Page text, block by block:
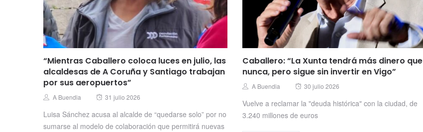
“Mientras Caballero coloca luces en julio, las
alcaldesas de A Coruña y Santiago trabajan
por sus aeropuertos”
Author
A Buendia
Posted
31 julio 2026
Luisa Sánchez acusa al alcalde de “quedarse solo” por no
sumarse al modelo de colaboración que permitirá nuevas
Caballero: “La Xunta tendrá más dinero que
nunca, pero sigue sin invertir en Vigo”
Author
A Buendia
Posted
30 julio 2026
Vuelve a reclamar la "deuda histórica" con la ciudad, de
3.240 millones de euros